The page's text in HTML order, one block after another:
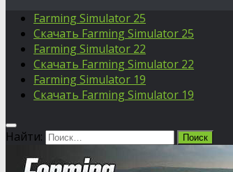
Farming Simulator 25
Скачать Farming Simulator 25
Farming Simulator 22
Скачать Farming Simulator 22
Farming Simulator 19
Скачать Farming Simulator 19
Найти: